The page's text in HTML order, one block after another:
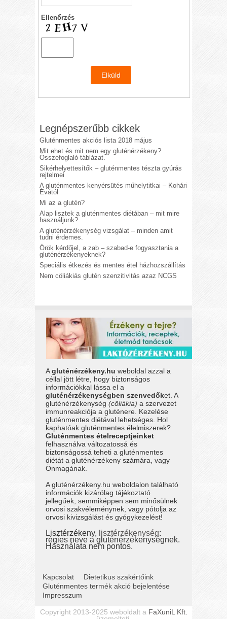
Ellenőrzés
Legnépszerűbb cikkek
Gluténmentes akciós lista 2018 május
Mit ehet és mit nem egy gluténérzékeny?
Összefoglaló táblázat.
Sikérhelyettesítők – gluténmentes tészta gyúrás
rejtelmei
A gluténmentes kenyérsütés műhelytitkai – Kohári
Évától
Mi az a glutén?
Alap lisztek a gluténmentes diétában – mit mire
használjunk?
A gluténérzékenység vizsgálat – minden amit
tudni érdemes.
Örök kérdőjel, a zab – szabad-e fogyasztania a
gluténérzékenyeknek?
Speciális étkezés és mentes étel házhozszállítás
Nem cöliákiás glutén szenzitivitás azaz NCGS
Agluténérzékeny.hu weboldal azzal a
céllal jött létre, hogy biztonságos
információkkal lássa el a
gluténérzékenységben szenvedőket. A
gluténérzékenység(cöliákia) a szervezet
immunreakciója a gluténere. Kezelése
gluténmentes diétával lehetséges. Hol
kaphatóak gluténmentes élelmiszerek?
Gluténmentes ételreceptjeinket
felhasználva változatossá és
biztonságossá teheti a gluténmentes
diétát a gluténérzékeny számára, vagy
Önmagának.
A gluténérzékeny.hu weboldalon található
információk kizárólag tájékoztató
jellegűek, semmiképpen sem minősülnek
orvosi szakvéleménynek, vagy pótolja az
orvosi kivizsgálást és gyógykezelést!
Lisztérzékeny, lisztérzékenység:
régies neve a gluténérzékenységnek.
Használata nem pontos.
Kapcsolat
Dietetikus szakértőink
Gluténmentes termék akció bejelentése
Impresszum
Copyright 2013-2025 weboldalt a FaXuniL Kft.